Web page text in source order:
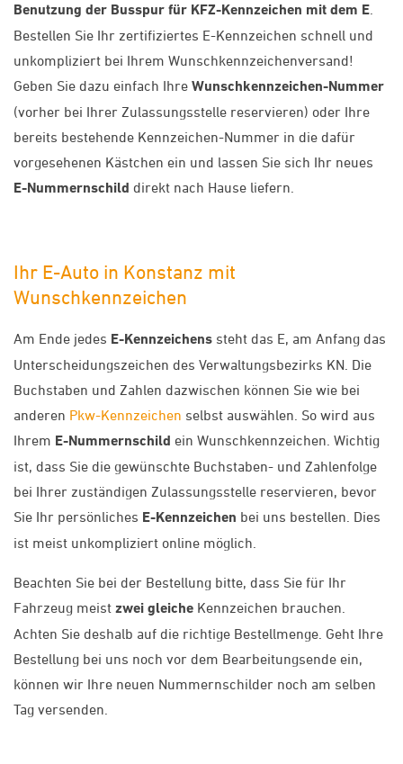
Benutzung der Busspur für KFZ-Kennzeichen mit dem E
Bestellen Sie Ihr zertifiziertes E-Kennzeichen schnell und
unkompliziert bei Ihrem Wunschkennzeichenversand!
Geben Sie dazu einfach Ihre Wunschkennzeichen-Nummer
(vorher bei Ihrer Zulassungsstelle reservieren) oder Ihre
bereits bestehende Kennzeichen-Nummer in die dafür
vorgesehenen Kästchen ein und lassen Sie sich Ihr neues
E-Nummernschild direkt nach Hause liefern.
Ihr E-Auto in Konstanz mit
Wunschkennzeichen
Am Ende jedes E-Kennzeichens steht das E, am Anfang das
Unterscheidungszeichen des Verwaltungsbezirks KN. Die
Buchstaben und Zahlen dazwischen können Sie wie bei
anderen Pkw-Kennzeichen selbst auswählen. So wird aus
Ihrem E-Nummernschild ein Wunschkennzeichen. Wichtig
ist, dass Sie die gewünschte Buchstaben- und Zahlenfolge
bei Ihrer zuständigen Zulassungsstelle reservieren, bevor
Sie Ihr persönliches E-Kennzeichen bei uns bestellen. Dies
ist meist unkompliziert online möglich.
Beachten Sie bei der Bestellung bitte, dass Sie für Ihr
Fahrzeug meist zwei gleiche Kennzeichen brauchen.
Achten Sie deshalb auf die richtige Bestellmenge. Geht Ihre
Bestellung bei uns noch vor dem Bearbeitungsende ein,
können wir Ihre neuen Nummernschilder noch am selben
Tag versenden.